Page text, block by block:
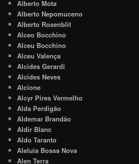
Alberto Mota
Alberto Nepomuceno
Alberto Rosenblit
Alceo Bocchino
Alceu Bocchino
Alceu Valença
Alcides Gerardi
Alcides Neves
Alcione
Alcyr Pires Vermelho
Alda Perdigão
Aldemar Brandão
Aldir Blanc
Aldo Taranto
Aleluia Bossa Nova
Alen Terra